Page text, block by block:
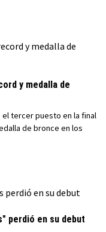
y medalla de
tercer puesto en la final
de bronce en los
perdió en su debut